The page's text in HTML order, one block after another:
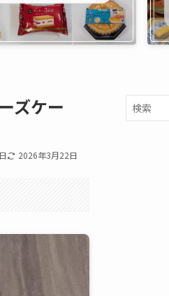
ズケー
2026年3月22日